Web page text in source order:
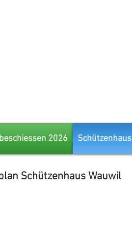
2026 Schützenhaus
Schützenhaus Wauwil